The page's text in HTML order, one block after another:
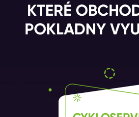
KTERÉ
POKLADNY